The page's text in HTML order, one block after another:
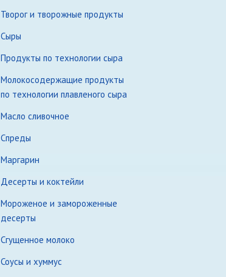
Творог и творожные продукты
Сыры
Продукты по технологии сыра
Молокосодержащие продукты
по технологии плавленого сыра
Масло сливочное
Спреды
Маргарин
Десерты и коктейли
Мороженое и замороженные
десерты
Сгущенное молоко
Соусы и хуммус